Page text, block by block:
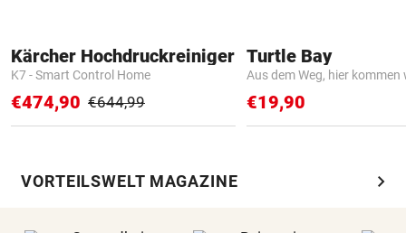
Kärcher Hochdruckreiniger
K7 - Smart Control Home
€474,90 €644,99
Turtle Bay
Aus dem Weg, hier kommen
€19,90
VORTEILSWELT MAGAZINE chevron_right